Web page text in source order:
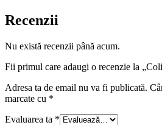
Recenzii
Nu există recenzii până acum.
Fii primul care adaugi o recenzie la
Adresa ta de email nu va fi publicată.
marcate cu *
Evaluarea ta *